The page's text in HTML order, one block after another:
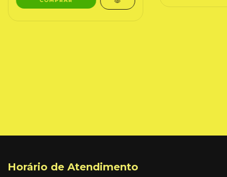
Horário de Atendimento